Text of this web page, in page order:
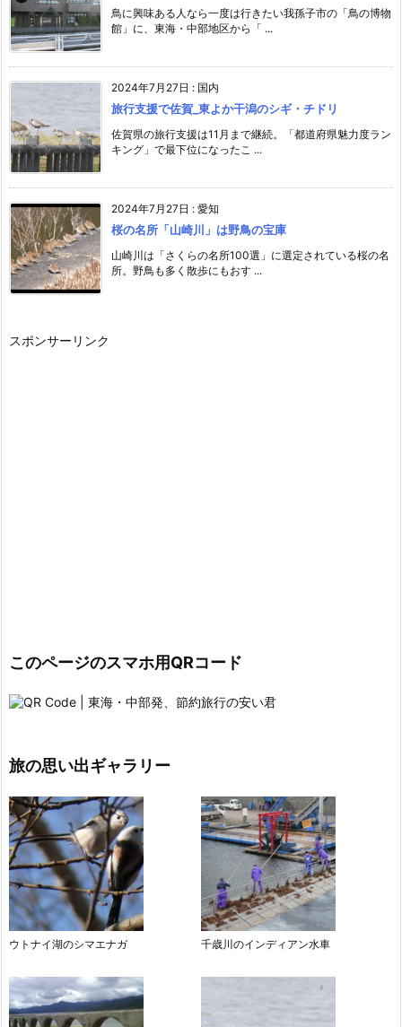
鳥に興味ある人なら一度は行きたい我孫子市の「鳥の博物
館」に、東海・中部地区から「 ...
2024年7月27日 : 国内
旅行支援で佐賀_東よか干潟のシギ・チドリ
佐賀県の旅行支援は11月まで継続。「都道府県魅力度ラン
キング」で最下位になったこ ...
2024年7月27日 : 愛知
桜の名所「山崎川」は野鳥の宝庫
山崎川は「さくらの名所100選」に選定されている桜の名
所。野鳥も多く散歩にもおす ...
スポンサーリンク
このページのスマホ用QRコード
旅の思い出ギャラリー
ウトナイ湖のシマエナガ 千歳川のインディアン水車